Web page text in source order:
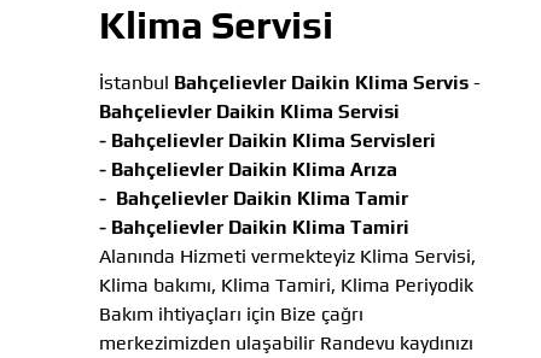
Klima Servisi
İstanbul Bahçelievler Daikin Klima Servis -
Bahçelievler Daikin Klima Servisi
- Bahçelievler Daikin Klima Servisleri
- Bahçelievler Daikin Klima Arıza
- Bahçelievler Daikin Klima Tamir
- Bahçelievler Daikin Klima Tamiri
Alanında Hizmeti vermekteyiz Klima Servisi,
Klima bakımı, Klima Tamiri, Klima Periyodik
Bakım ihtiyaçları için Bize çağrı
merkezimizden ulaşabilir Randevu kaydınızı